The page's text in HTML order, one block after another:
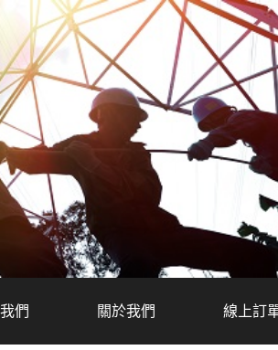
們 關於我們 線上訂